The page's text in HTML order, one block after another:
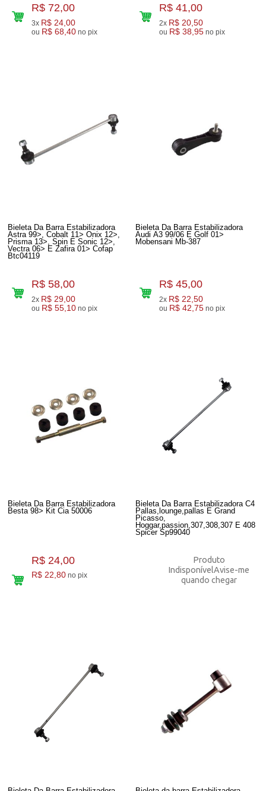
R$ 72,00
3x R$ 24,00
ou R$ 68,40 no pix
R$ 41,00
2x R$ 20,50
ou R$ 38,95 no pix
Bieleta Da Barra Estabilizadora
Astra 99>, Cobalt 11> Onix 12>,
Prisma 13>, Spin E Sonic 12>,
Vectra 06> E Zafira 01> Cofap
Btc04119
R$ 58,00
2x R$ 29,00
ou R$ 55,10 no pix
Bieleta Da Barra Estabilizadora
Audi A3 99/06 E Golf 01>
Mobensani Mb-387
R$ 45,00
2x R$ 22,50
ou R$ 42,75 no pix
Bieleta Da Barra Estabilizadora
Besta 98> Kit Cia 50006
R$ 24,00
R$ 22,80 no pix
Bieleta Da Barra Estabilizadora C4
Pallas,lounge,pallas E Grand
Picasso,
Hoggar,passion,307,308,307 E 408
Spicer Sp99040
Produto
IndisponívelAvise-me
quando chegar